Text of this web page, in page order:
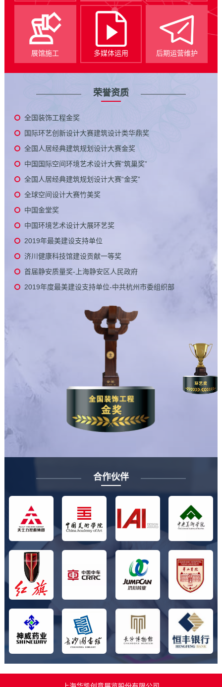
展馆施工 多媒体运用 后期运营维护
荣誉资质
全国装饰工程金奖
国际环艺创新设计大赛建筑设计类华鼎奖
全国人居经典建筑规划设计大赛金奖
中国国际空间环境艺术设计大赛“筑巢奖”
全国人居经典建筑规划设计大赛“金奖”
全球空间设计大赛竹美奖
中国金堂奖
中国环境艺术设计大展环艺奖
2019年最美建设支持单位
济川健康科技馆建设贡献一等奖
首届静安质量奖-上海静安区人民政府
2019年度最美建设支持单位-中共杭州市委组织部
合作伙伴